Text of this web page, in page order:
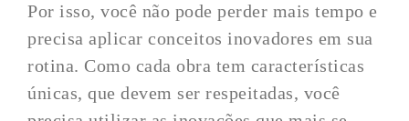
Por isso, você não pode perder mais tempo e
precisa aplicar conceitos inovadores em sua
rotina. Como cada obra tem características
únicas, que devem ser respeitadas, você